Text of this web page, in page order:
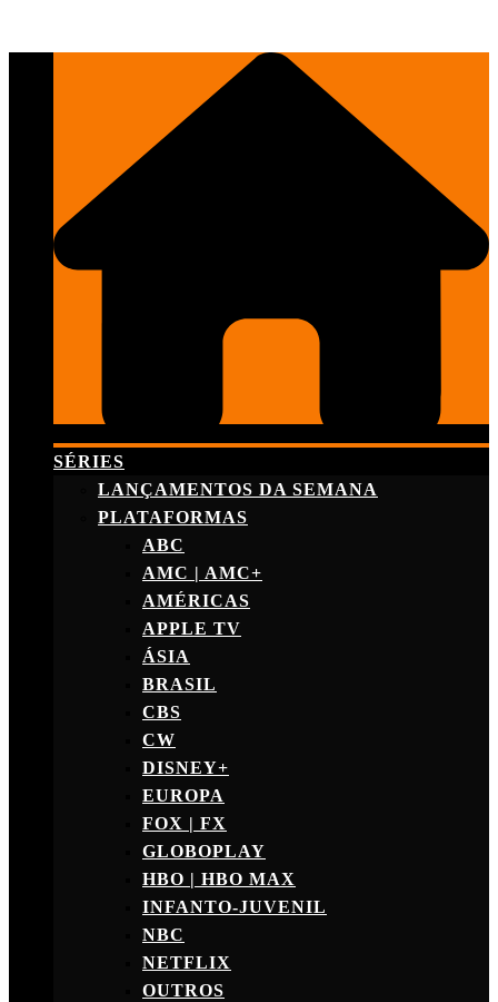
SÉRIES
LANÇAMENTOS DA SEMANA
PLATAFORMAS
ABC
AMC | AMC+
AMÉRICAS
APPLE TV
ÁSIA
BRASIL
CBS
CW
DISNEY+
EUROPA
FOX | FX
GLOBOPLAY
HBO | HBO MAX
INFANTO-JUVENIL
NBC
NETFLIX
OUTROS